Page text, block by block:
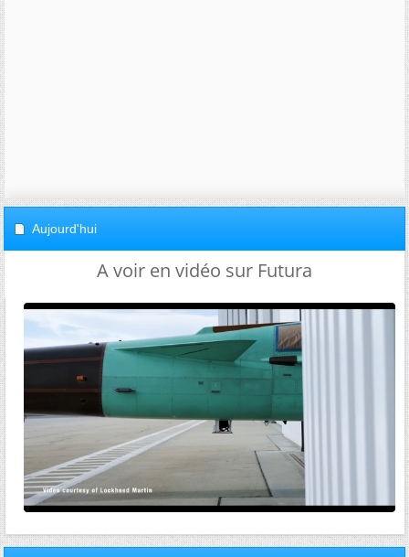
Aujourd'hui
A voir en vidéo sur Futura